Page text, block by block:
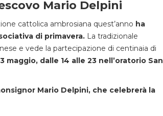
Mario Delpini
cattolica ambrosiana quest’anno ha
di primavera. La tradizionale
e vede la partecipazione di centinaia di
maggio, dalle 14 alle 23 nell’oratorio San
Mario Delpini, che celebrerà la